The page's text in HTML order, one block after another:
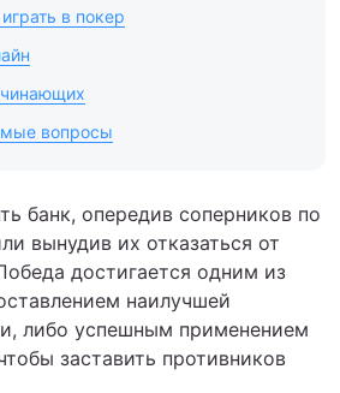
в покер
вопросы
банк, опередив соперников по
вынудив их отказаться от
достигается одним из
наилучшей
либо успешным применением
заставить противников